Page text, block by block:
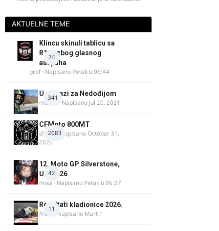
AKTUELNE TEME
74
Klincu skinuli tablicu sa
R125 zbog glasnog
auspuha
grof· Napisano Petak u 06:44
341
U potrazi za Nedođijom
makikt · Napisano Jul 20, 2021
2083
CFMoto 800MT
shlem· NapisanoOctobar 31,
2020
42
12. Moto GP Silverstone,
UK, 2026
mixa · Napisano Petak u 06:27
11
Rezultati kladionice 2026.
Fredi · Napisano Mart 1